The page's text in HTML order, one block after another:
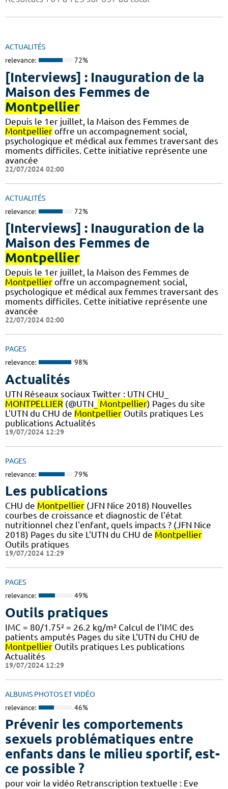
ACTUALITÉS
relevance: 72%
[Interviews] : Inauguration de la
Maison des Femmes de
Montpellier
Depuis le 1er juillet, la Maison des Femmes de
Montpellier offre un accompagnement social,
psychologique et médical aux femmes traversant des
moments difficiles. Cette initiative représente une
avancée
22/07/2024 02:00
ACTUALITÉS
relevance: 72%
[Interviews] : Inauguration de la
Maison des Femmes de
Montpellier
Depuis le 1er juillet, la Maison des Femmes de
Montpellier offre un accompagnement social,
psychologique et médical aux femmes traversant des
moments difficiles. Cette initiative représente une
avancée
22/07/2024 02:00
PAGES
relevance: 98%
Actualités
UTN Réseaux sociaux Twitter : UTN CHU_
MONTPELLIER (@UTN_ Montpellier) Pages du site
L'UTN du CHU de Montpellier Outils pratiques Les
publications Actualités
19/07/2024 12:29
PAGES
relevance: 79%
Les publications
CHU de Montpellier (JFN Nice 2018) Nouvelles
courbes de croissance et diagnostic de l'état
nutritionnel chez l'enfant, quels impacts ? (JFN Nice
2018) Pages du site L'UTN du CHU de Montpellier
Outils pratiques
19/07/2024 12:29
PAGES
relevance: 49%
Outils pratiques
IMC = 80/1.75² = 26.2 kg/m² Calcul de l'IMC des
patients amputés Pages du site L'UTN du CHU de
Montpellier Outils pratiques Les publications
Actualités
19/07/2024 12:29
ALBUMS PHOTOS ET VIDÉO
relevance: 46%
Prévenir les comportements
sexuels problématiques entre
enfants dans le milieu sportif, est-
ce possible ?
pour voir la vidéo Retranscription textuelle : Eve